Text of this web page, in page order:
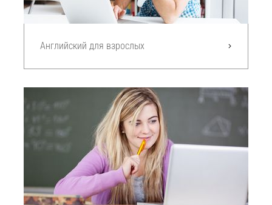
Английский для взрослых